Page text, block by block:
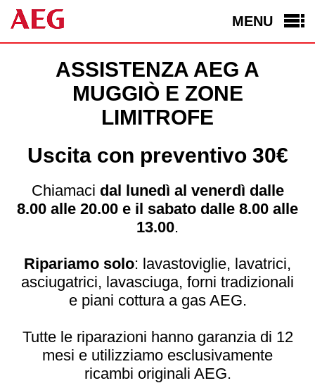
MENU
ASSISTENZA AEG A
MUGGIÒ E ZONE
LIMITROFE
Uscita con preventivo 30€
Chiamaci dal lunedì al venerdì dalle
8.00 alle 20.00 e il sabato dalle 8.00 alle
13.00.
Ripariamo solo: lavastoviglie, lavatrici,
asciugatrici, lavasciuga, forni tradizionali
e piani cottura a gas AEG.
Tutte le riparazioni hanno garanzia di 12
mesi e utilizziamo esclusivamente
ricambi originali AEG.